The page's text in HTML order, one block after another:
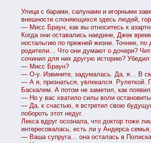
Улица с барами, салунами и игорными
внешности слоняющихся здесь людей,
— Мисс Браун, как вы относитесь к
Когда они оставались наедине, Джек
ностальгию по прежней жизни. Точнее,
родители… Что они думают о дочери?
сочинил для них другую историю? Убедил
— Мисс Браун?
— О-у. Извините, задумалась. Да, я… В
— А я, признаться, увлекался. Рулеткой.
Баскалем. А потом не заметил, как
— Но у вас хватило силы воли
— Да, к счастью, я встретил свою
побороть этот недуг.
Лекса вдруг осознала, что доктор тоже
интересовалась, есть ли у Андерса
— Ваша супруга… она осталась в